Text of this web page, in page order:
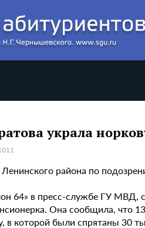
украла
района по
64» в пресс-службе ГУ МВД,
Она сообщила, что
в которой были спрятаны